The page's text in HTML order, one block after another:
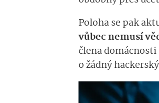
Poloha se pak
vůbec nemusí
člena
o žádný